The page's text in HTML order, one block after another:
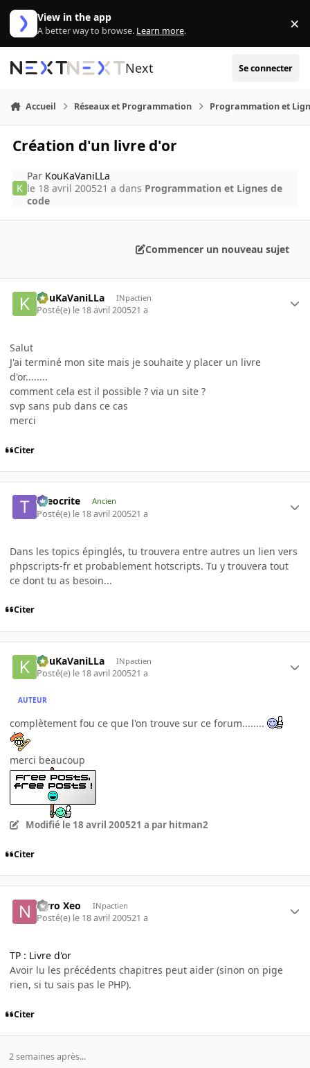
Aller au contenu
View in the app
A better way to browse. Learn more. ×
Next Se connecter
Accueil Réseaux et Programmation Programmation et
Création d'un livre d'or
Par KouKaVaniLLa
le 18 avril 200521 a dans Programmation et Lignes de
code
Commencer un nouveau sujet
KouKaVaniLLa INpactien
Posté(e) le 18 avril 200521 a
Salut
J'ai terminé mon site mais je souhaite y placer un livre
d'or........
comment cela est il possible ? via un site ?
svp sans pub dans ce cas
merci
Citer
theocrite Ancien
Posté(e) le 18 avril 200521 a
Dans les topics épinglés, tu trouvera entre autres un lien vers
phpscripts-fr et probablement hotscripts. Tu y trouvera tout
ce dont tu as besoin...
Citer
KouKaVaniLLa INpactien
Posté(e) le 18 avril 200521 a
AUTEUR
complètement fou ce que l'on trouve sur ce forum........
merci beaucoup
Modifié le 18 avril 200521 a par hitman2
Citer
Nyro Xeo INpactien
Posté(e) le 18 avril 200521 a
TP : Livre d'or
Avoir lu les précédents chapitres peut aider (sinon on pige
rien, si tu sais pas le PHP).
Citer
2 semaines après...